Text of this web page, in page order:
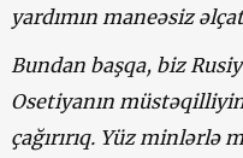
yardımın maneəsiz
Bundan başqa, biz
Osetiyanın
çağırırıq. Yüz minlərlə